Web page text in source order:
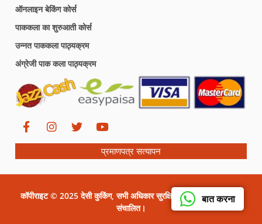
बात करना
ऑनलाइन बेकिंग कोर्स
पाककला का शुरुआती कोर्स
उन्नत पाककला पाठ्यक्रम
अंग्रेजी पाक कला पाठ्यक्रम
प्रमाणपत्र सत्यापन
कॉपीराइट © 2025 देसी कुकिंग, सभी अधिकार सुरक्षित। सीरत ग्राफिक्स द्वारा
संचालित।